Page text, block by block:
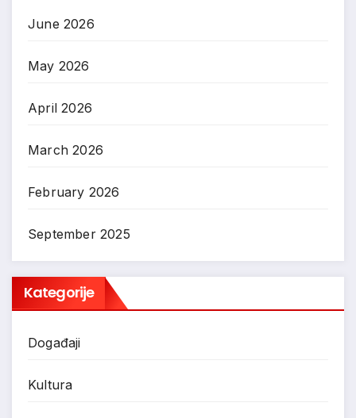
June 2026
May 2026
April 2026
March 2026
February 2026
September 2025
Kategorije
Događaji
Kultura